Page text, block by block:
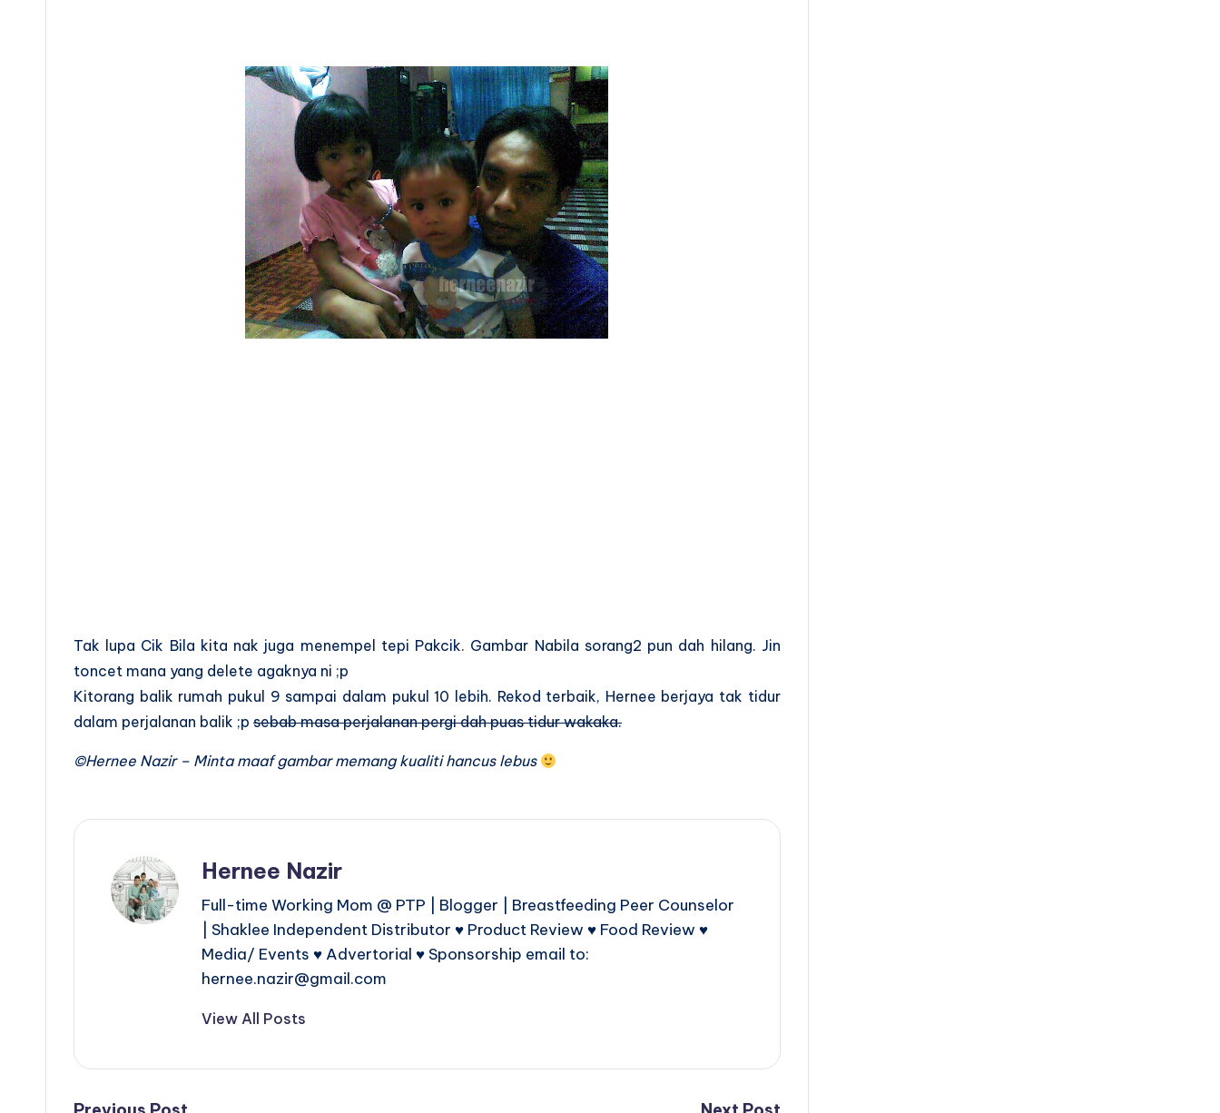
Tak lupa Cik Bila kita nak juga menempel tepi Pakcik. Gambar Nabila sorang2 pun dah hilang. Jin
toncet mana yang delete agaknya ni ;p
Kitorang balik rumah pukul 9 sampai dalam pukul 10 lebih. Rekod terbaik, Hernee berjaya tak tidur
dalam perjalanan balik ;p sebab masa perjalanan pergi dah puas tidur wakaka.
©Hernee Nazir – Minta maaf gambar memang kualiti hancus lebus
Hernee Nazir
Full-time Working Mom @ PTP | Blogger | Breastfeeding Peer Counselor
| Shaklee Independent Distributor ♥ Product Review ♥ Food Review ♥
Media/ Events ♥ Advertorial ♥ Sponsorship email to:
hernee.nazir@gmail.com
View All Posts